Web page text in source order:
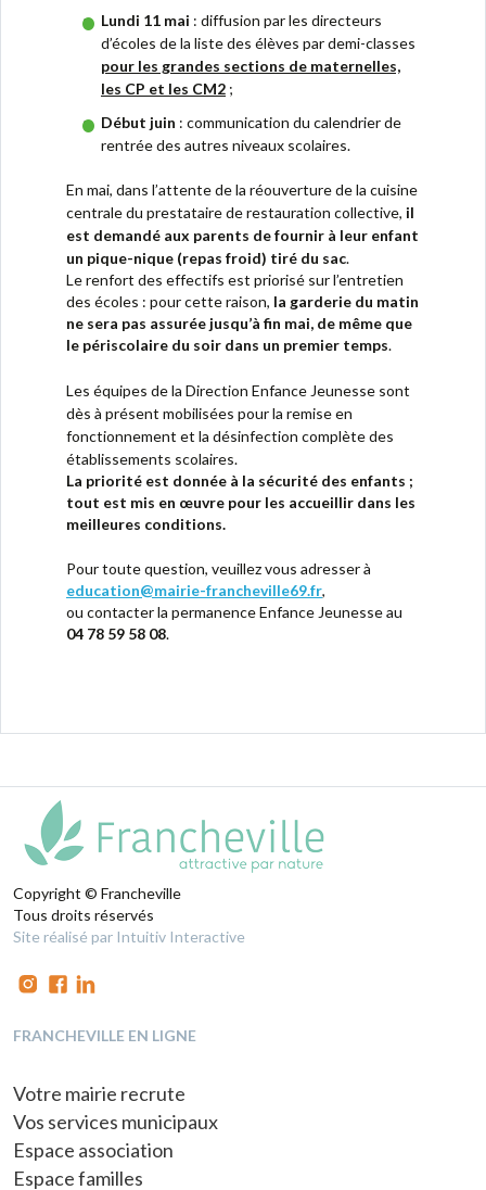
Lundi 11 mai : diffusion par les directeurs
d’écoles de la liste des élèves par demi-classes
pour les grandes sections de maternelles,
les CP et les CM2 ;
Début juin : communication du calendrier de
rentrée des autres niveaux scolaires.
En mai, dans l’attente de la réouverture de la cuisine
centrale du prestataire de restauration collective, il
est demandé aux parents de fournir à leur enfant
un pique-nique (repas froid) tiré du sac.
Le renfort des effectifs est priorisé sur l’entretien
des écoles : pour cette raison, la garderie du matin
ne sera pas assurée jusqu’à fin mai, de même que
le périscolaire du soir dans un premier temps.
Les équipes de la Direction Enfance Jeunesse sont
dès à présent mobilisées pour la remise en
fonctionnement et la désinfection complète des
établissements scolaires.
La priorité est donnée à la sécurité des enfants ;
tout est mis en œuvre pour les accueillir dans les
meilleures conditions.
Pour toute question, veuillez vous adresser à
education@mairie-francheville69.fr,
ou contacter la permanence Enfance Jeunesse au
04 78 59 58 08.
Copyright © Francheville
Tous droits réservés
Site réalisé par Intuitiv Interactive
FRANCHEVILLE EN LIGNE
Votre mairie recrute
Vos services municipaux
Espace association
Espace familles